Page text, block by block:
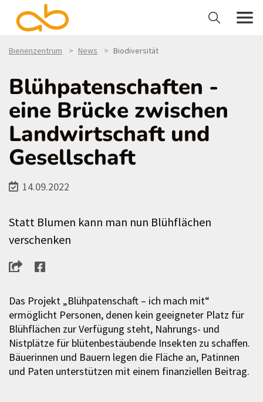
Bienenzentrum News Biodiversität
Blühpatenschaften -
eine Brücke zwischen
Landwirtschaft und
Gesellschaft
14.09.2022
Statt Blumen kann man nun Blühflächen
verschenken
Das Projekt „Blühpatenschaft – ich mach mit“
ermöglicht Personen, denen kein geeigneter Platz für
Blühflächen zur Verfügung steht, Nahrungs- und
Nistplätze für blütenbestäubende Insekten zu schaffen.
Bäuerinnen und Bauern legen die Fläche an, Patinnen
und Paten unterstützen mit einem finanziellen Beitrag.